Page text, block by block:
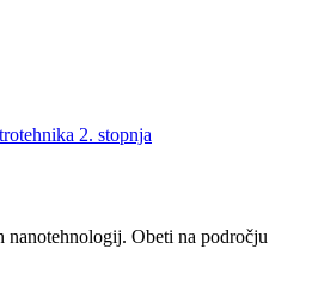
2. stopnja
Obeti na področju